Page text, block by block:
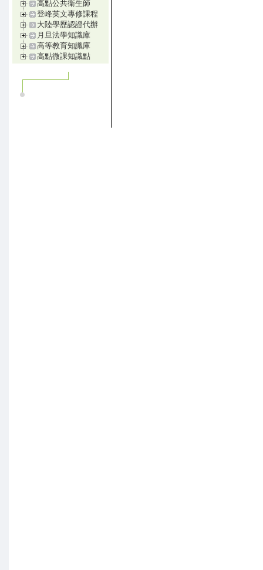
高點公共衛生師
登峰英文專修課程
大陸學歷認證代辦
月旦法學知識庫
高等教育知識庫
高點微課知識點